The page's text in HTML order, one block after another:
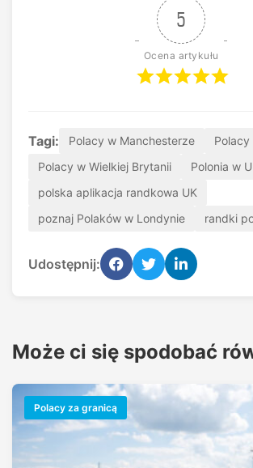
5
Ocena artykułu
Tagi: Polacy w Manchesterze
Polacy
Polacy w Wielkiej Brytanii
Polonia w
polska aplikacja randkowa UK
poznaj Polaków w Londynie
randki
Udostępnij:
Może ci się spodobać
Polacy za granicą